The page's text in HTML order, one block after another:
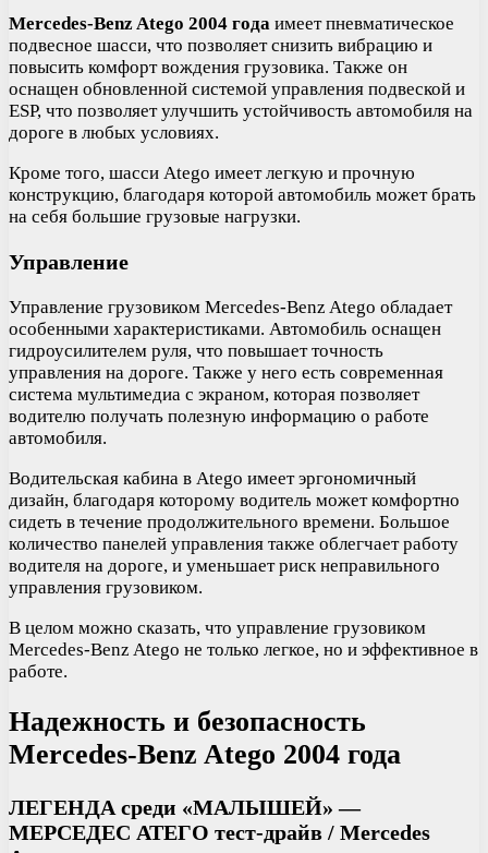
Mercedes-Benz Atego 2004 года имеет пневматическое
подвесное шасси, что позволяет снизить вибрацию и
повысить комфорт вождения грузовика. Также он
оснащен обновленной системой управления подвеской и
ESP, что позволяет улучшить устойчивость автомобиля на
дороге в любых условиях.
Кроме того, шасси Atego имеет легкую и прочную
конструкцию, благодаря которой автомобиль может брать
на себя большие грузовые нагрузки.
Управление
Управление грузовиком Mercedes-Benz Atego обладает
особенными характеристиками. Автомобиль оснащен
гидроусилителем руля, что повышает точность
управления на дороге. Также у него есть современная
система мультимедиа с экраном, которая позволяет
водителю получать полезную информацию о работе
автомобиля.
Водительская кабина в Atego имеет эргономичный
дизайн, благодаря которому водитель может комфортно
сидеть в течение продолжительного времени. Большое
количество панелей управления также облегчает работу
водителя на дороге, и уменьшает риск неправильного
управления грузовиком.
В целом можно сказать, что управление грузовиком
Mercedes-Benz Atego не только легкое, но и эффективное в
работе.
Надежность и безопасность
Mercedes-Benz Atego 2004 года
ЛЕГЕНДА среди «МАЛЫШЕЙ» —
МЕРСЕДЕС АТЕГО тест-драйв / Mercedes